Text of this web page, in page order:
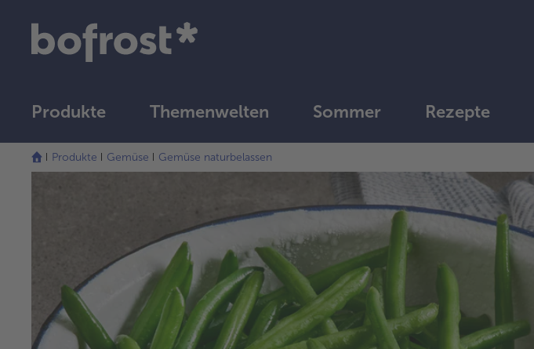
Produkte Themenwelten Sommer Rezepte
Produkte Gemüse Gemüse naturbelassen